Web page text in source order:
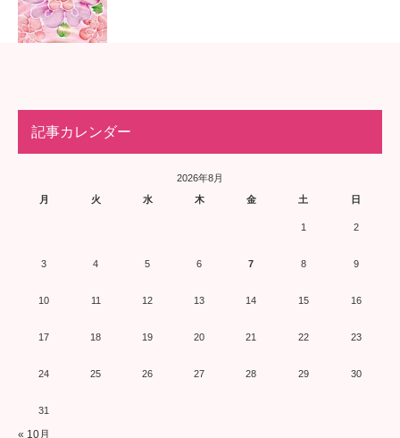
記事カレンダー
2026年8月
月
火 水 木 金 土 日
1 2
3 4 5 6 7 8 9
10 11 12 13 14 15 16
17 18 19 20 21 22 23
24 25 26 27 28 29 30
31
« 10月